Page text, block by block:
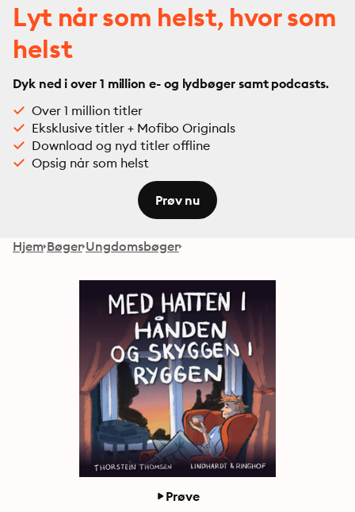
Lyt når som helst, hvor som
helst
Dyk ned i over 1 million e- og lydbøger samt podcasts.
Over 1 million titler
Eksklusive titler + Mofibo Originals
Download og nyd titler offline
Opsig når som helst
Prøv nu
Hjem Bøger Ungdomsbøger
Prøve